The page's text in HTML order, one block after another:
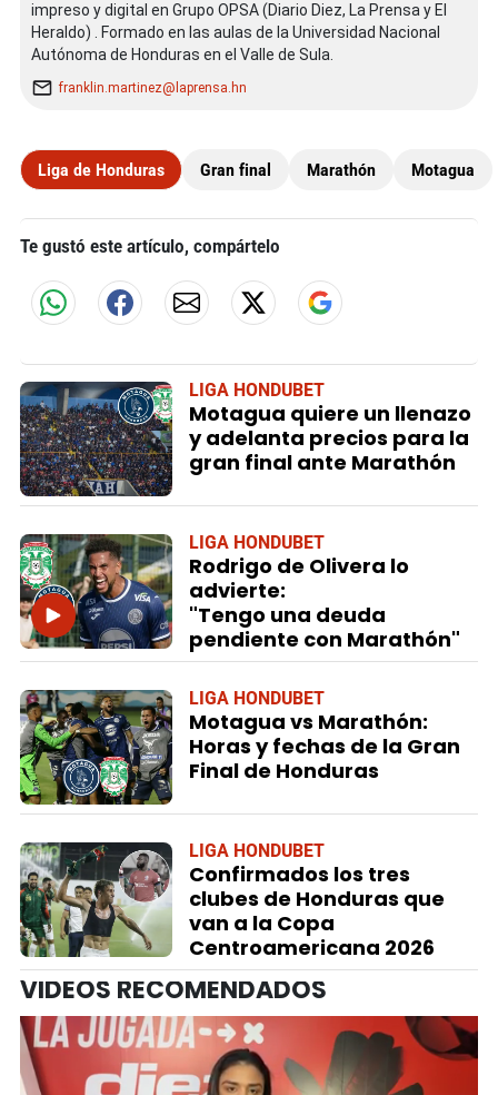
impreso y digital en Grupo OPSA (Diario Diez, La Prensa y El
Heraldo) . Formado en las aulas de la Universidad Nacional
Autónoma de Honduras en el Valle de Sula.
franklin.martinez@laprensa.hn
Liga de Honduras Gran final Marathón Motagua
Te gustó este artículo, compártelo
LIGA HONDUBET
Motagua quiere un llenazo
y adelanta precios para la
gran final ante Marathón
LIGA HONDUBET
Rodrigo de Olivera lo
advierte:
"Tengo una deuda
pendiente con Marathón"
LIGA HONDUBET
Motagua vs Marathón:
Horas y fechas de la Gran
Final de Honduras
LIGA HONDUBET
Confirmados los tres
clubes de Honduras que
van a la Copa
Centroamericana 2026
VIDEOS RECOMENDADOS